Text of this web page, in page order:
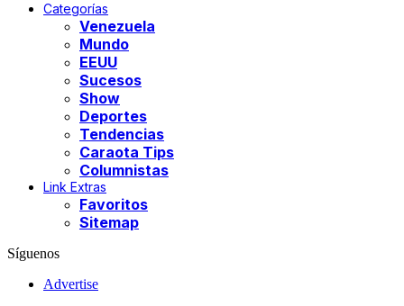
Categorías
Venezuela
Mundo
EEUU
Sucesos
Show
Deportes
Tendencias
Caraota Tips
Columnistas
Link Extras
Favoritos
Sitemap
Síguenos
Advertise